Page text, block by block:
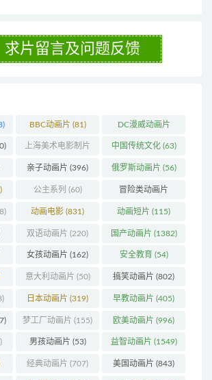
求片留言及问题反馈
BBC动画片 (81) DC漫威动画片
(103)
上海美术电影制片
厂(126)
中国传统文化(63)
亲子动画片 (396) 俄罗斯动画片 (56)
公主系列 (60) 冒险类动画片
(1270)
动画电影 (831) 动画短片 (115)
双语动画片 (220) 国产动画片 (1382)
女孩动画片 (162) 安全教育 (54)
意大利动画片 (50) 搞笑动画片 (802)
日本动画片 (319) 早教动画片 (405)
梦工厂动画片 (155) 欧美动画片 (996)
男孩动画片 (53) 益智动画片 (1549)
经典动画片 (707) 美国动画片 (843)